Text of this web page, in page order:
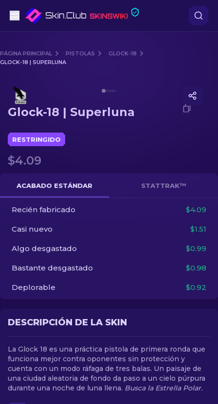
Gama media
Fusiles de Francotirador
Cuchillos
Guantes
Cajas
Otro
PÁGINA PRINCIPAL PISTOLAS
GLOCK-18
GLOCK-18 | SUPERLUNA
Glock-18 | Superluna
RESTRINGIDO
$4.09
ACABADO ESTÁNDAR STATTRAK™
Recién fabricado $4.09
Casi nuevo $1.51
Algo desgastado $0.99
Bastante desgastado $0.98
Deplorable $0.92
DESCRIPCIÓN DE LA SKIN
La Glock 18 es una práctica pistola de primera ronda que
funciona mejor contra oponentes sin protección y
cuenta con un modo ráfaga de tres balas. Un paisaje de
una ciudad aleatoria de fondo da paso a un cielo púrpura
durante una noche de luna llena. Busca la Estrella Polar.